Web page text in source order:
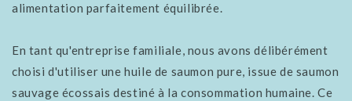
alimentation parfaitement équilibrée.
En tant qu'entreprise familiale, nous avons délibérément
choisi d'utiliser une huile de saumon pure, issue de saumon
sauvage écossais destiné à la consommation humaine. Ce